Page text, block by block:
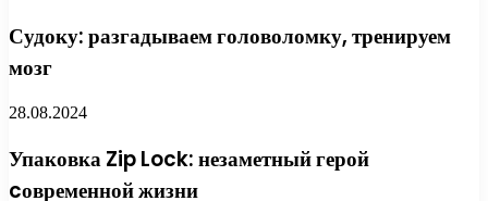
Судоку: разгадываем головоломку, тренируем
мозг
28.08.2024
Упаковка Zip Lock: незаметный герой
cовременной жизни